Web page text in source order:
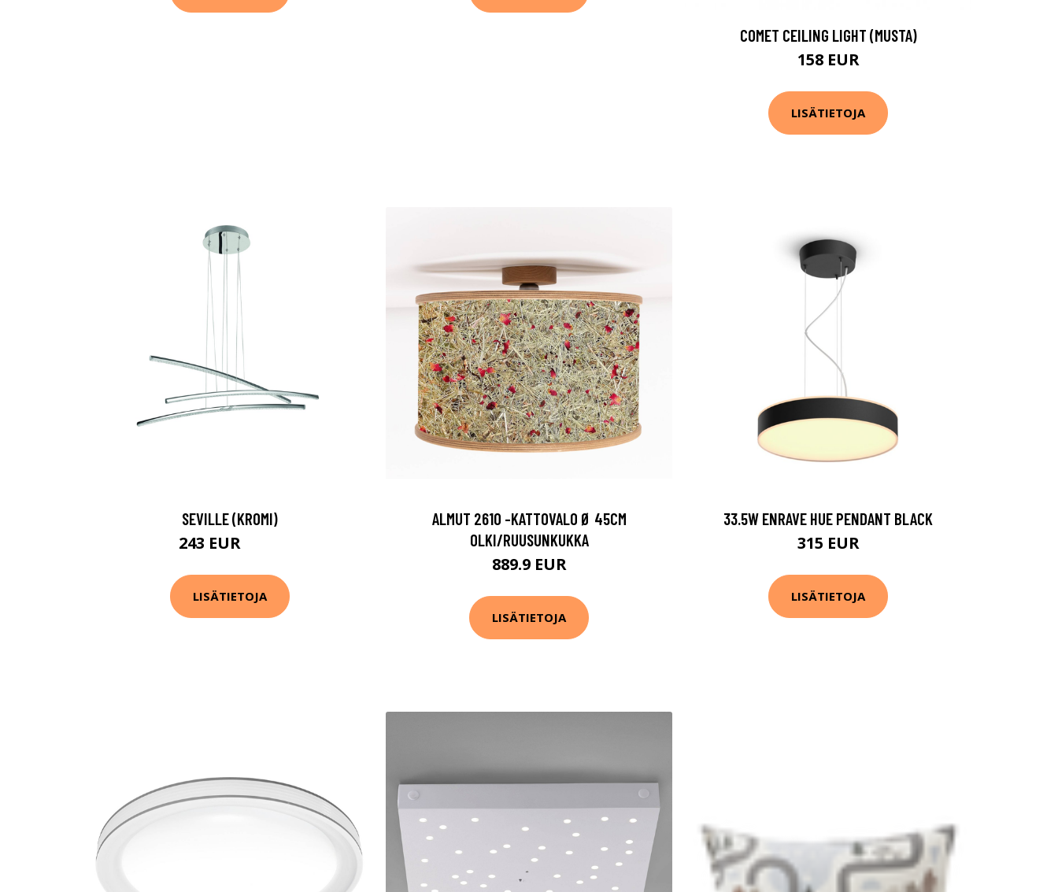
COMET CEILING LIGHT (MUSTA)
158 EUR
LISÄTIETOJA
SEVILLE (KROMI)
243 EUR
LISÄTIETOJA
ALMUT 2610 -KATTOVALO Ø 45CM
OLKI/RUUSUNKUKKA
889.9 EUR
LISÄTIETOJA
33.5W ENRAVE HUE PENDANT BLACK
315 EUR
LISÄTIETOJA